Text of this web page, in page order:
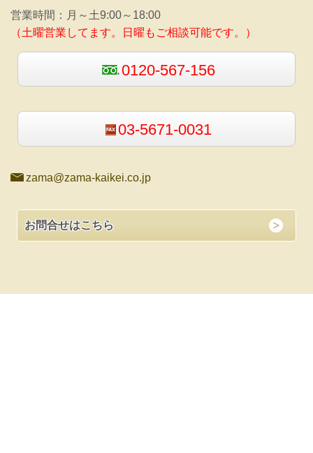
営業時間： 月～土9:00～18:00
（土曜営業してます。日曜もご相談可能です。）
0120-567-156
03-5671-0031
zama@zama-kaikei.co.jp
お問合せはこちら